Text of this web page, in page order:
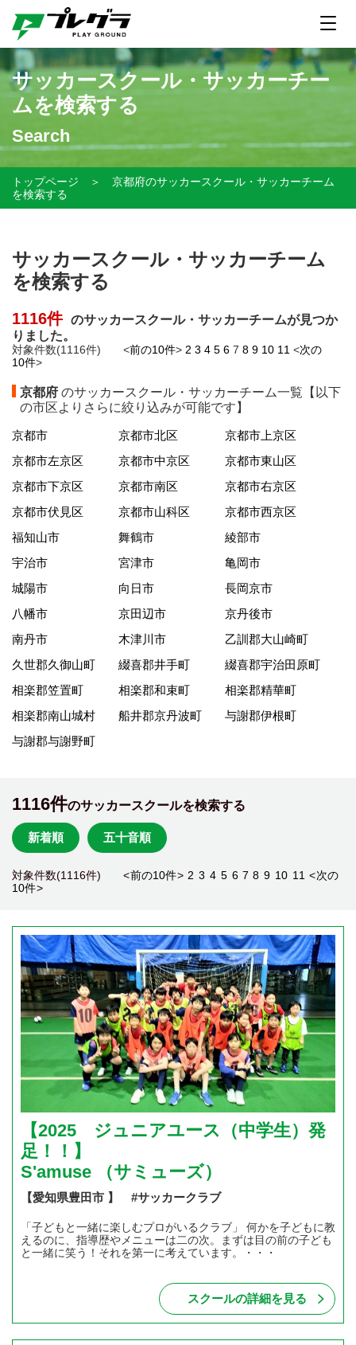
サッカースクール・サッカーチー
ムを検索する
Search
トップページ ＞
京都府のサッカースクール・サッカーチーム
を検索する
サッカースクール・サッカーチーム
を検索する
1116件 のサッカースクール・サッカーチームが見つか
りました。
対象件数(1116件) <前の10件> 2 3 4 5 6 7 8 9 10 11 <次の
10件>
京都府 のサッカースクール・サッカーチーム一覧【以下
の市区よりさらに絞り込みが可能です】
京都市 京都市北区
京都市上京区
京都市左京区
京都市中京区
京都市東山区
京都市下京区
京都市南区
京都市右京区
京都市伏見区
京都市山科区
京都市西京区
福知山市
舞鶴市
綾部市
宇治市
宮津市
亀岡市
城陽市
向日市
長岡京市
八幡市
京田辺市
京丹後市
南丹市
木津川市
乙訓郡大山崎町
久世郡久御山町
綴喜郡井手町
綴喜郡宇治田原町
相楽郡笠置町
相楽郡和束町
相楽郡精華町
相楽郡南山城村
船井郡京丹波町
与謝郡伊根町
与謝郡与謝野町
1116件のサッカースクールを検索する
新着順 五十音順
対象件数(1116件) <前の10件> 2 3 4 5 6 7 8 9 10 11 <次の
10件>
【2025 ジュニアユース（中学生）発
足！！】
S'amuse （サミューズ）
【愛知県豊田市 】 #サッカークラブ
「子どもと一緒に楽しむプロがいるクラブ」 何かを子どもに教
えるのに、指導歴やメニューは二の次。まずは目の前の子ども
と一緒に笑う！それを第一に考えています。・・・
スクールの詳細を見る